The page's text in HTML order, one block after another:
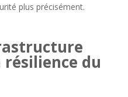
plus précisément.
du